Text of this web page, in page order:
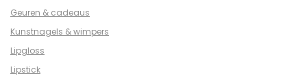
Geuren & cadeaus
Kunstnagels & wimpers
Lipgloss
Lipstick